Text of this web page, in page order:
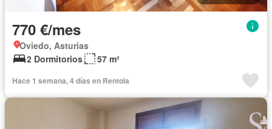
770 €/mes
Oviedo, Asturias
2 Dormitorios
57 m²
Hace 1 semana, 4 días en Rentola